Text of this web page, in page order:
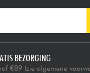
BEZORGING
€89 (zie algemene